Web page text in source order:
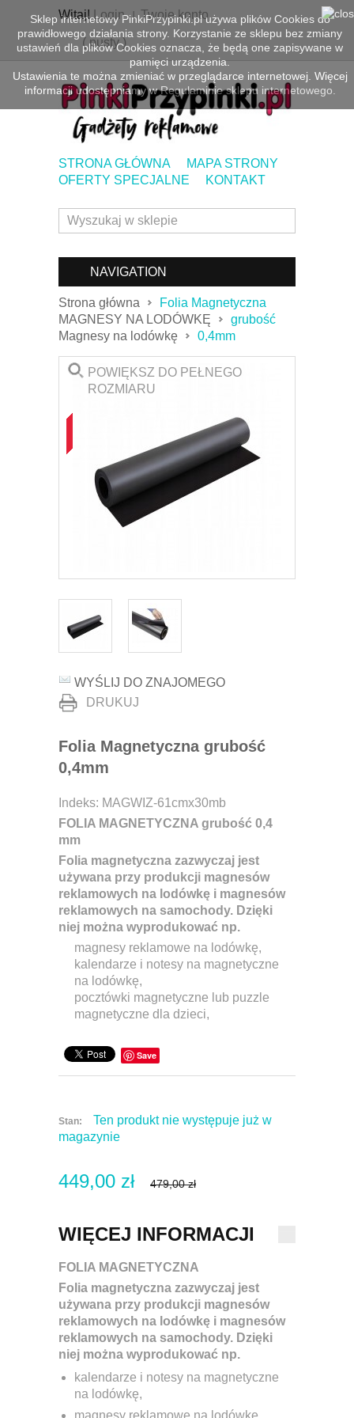
Witaj!Login Twoje konto
( pusty)
STRONA GŁÓWNA
MAPA STRONY
OFERTY SPECJALNE
KONTAKT
NAVIGATION
Strona główna
MAGNESY NA LODÓWKĘ
Magnesy na lodówkę
Folia Magnetyczna
grubość
0,4mm
POWIĘKSZ DO PEŁNEGO
ROZMIARU
WYŚLIJ DO ZNAJOMEGO
DRUKUJ
Folia Magnetyczna grubość
0,4mm
Indeks: MAGWIZ-61cmx30mb
FOLIA MAGNETYCZNA grubość 0,4
mm
Folia magnetyczna zazwyczaj jest
używana przy produkcji magnesów
reklamowych na lodówkę i magnesów
reklamowych na samochody. Dzięki
niej można wyprodukować np.
magnesy reklamowe na lodówkę,
kalendarze i notesy na magnetyczne
na lodówkę,
pocztówki magnetyczne lub puzzle
magnetyczne dla dzieci,
Save
Stan:
Ten produkt nie występuje już w
magazynie
449,00 zł 479,00 zł
WIĘCEJ INFORMACJI
FOLIA MAGNETYCZNA
Folia magnetyczna zazwyczaj jest
używana przy produkcji magnesów
reklamowych na lodówkę i magnesów
reklamowych na samochody. Dzięki
niej można wyprodukować np.
kalendarze i notesy na magnetyczne
na lodówkę,
Sklep internetowy PinkiPrzypinki.pl używa plików Cookies do
prawidłowego działania strony. Korzystanie ze sklepu bez zmiany
ustawień dla plików Cookies oznacza, że będą one zapisywane w
pamięci urządzenia.
Ustawienia te można zmieniać w przeglądarce internetowej. Więcej
informacji udostępniamy wRegulaminie sklepu internetowego.